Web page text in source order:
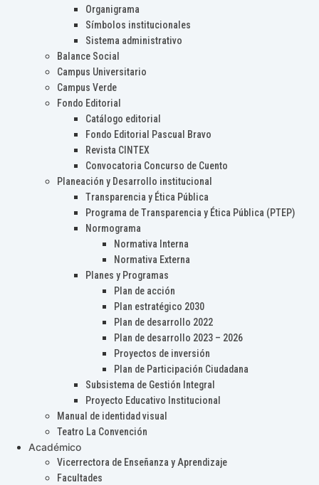
Organigrama
Símbolos institucionales
Sistema administrativo
Balance Social
Campus Universitario
Campus Verde
Fondo Editorial
Catálogo editorial
Fondo Editorial Pascual Bravo
Revista CINTEX
Convocatoria Concurso de Cuento
Planeación y Desarrollo institucional
Transparencia y Ética Pública
Programa de Transparencia y Ética Pública (PTEP)
Normograma
Normativa Interna
Normativa Externa
Planes y Programas
Plan de acción
Plan estratégico 2030
Plan de desarrollo 2022
Plan de desarrollo 2023 – 2026
Proyectos de inversión
Plan de Participación Ciudadana
Subsistema de Gestión Integral
Proyecto Educativo Institucional
Manual de identidad visual
Teatro La Convención
Académico
Vicerrectora de Enseñanza y Aprendizaje
Facultades